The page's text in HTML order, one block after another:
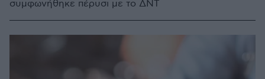
συμφωνήθηκε πέρυσι με το ΔΝΤ